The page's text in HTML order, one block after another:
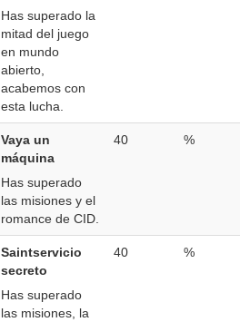
Has superado la
mitad del juego
en mundo
abierto,
acabemos con
esta lucha.
Vaya un
máquina
Has superado
las misiones y el
romance de CID.
40 %
Saintservicio
secreto
Has superado
las misiones, la
40 %